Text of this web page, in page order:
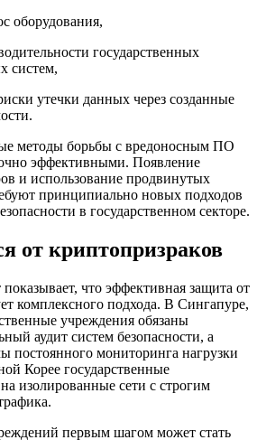
оборудования,
государственных
систем,
утечки данных через созданные
методы борьбы с вредоносным ПО
эффективными. Появление
и использование продвинутых
принципиально новых подходов
в государственном секторе.
от криптопризраков
что эффективная защита от
комплексного подхода. В Сингапуре,
учреждения обязаны
аудит систем безопасности, а
постоянного мониторинга нагрузки
Корее государственные
изолированные сети с строгим
первым шагом может стать